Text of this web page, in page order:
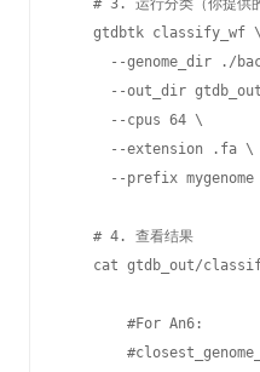
# 3. 运行分类（你提供
    gtdbtk classify_wf \
--genome_dir ./
--out_dir
      --cpus 64 \
      --extension .fa \
      --prefix mygenome
    # 4. 查看结果
cat gtdb_out/
        #For An6: